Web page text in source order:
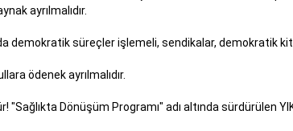
ayrılmalıdır.
demokratik süreçler işlemeli, sendikalar, demokratik
ödenek ayrılmalıdır.
Dönüşüm Programı" adı altında sürdürülen